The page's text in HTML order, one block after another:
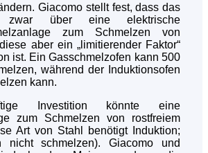
Giacomo stellt fest, dass das
zwar über eine elektrische
zum Schmelzen von
aber ein „limitierender Faktor“
ist. Ein Gasschmelzofen kann 500
während der Induktionsofen
kann.
Investition könnte eine
zum Schmelzen von rostfreiem
Art von Stahl benötigt Induktion;
schmelzen). Giacomo und